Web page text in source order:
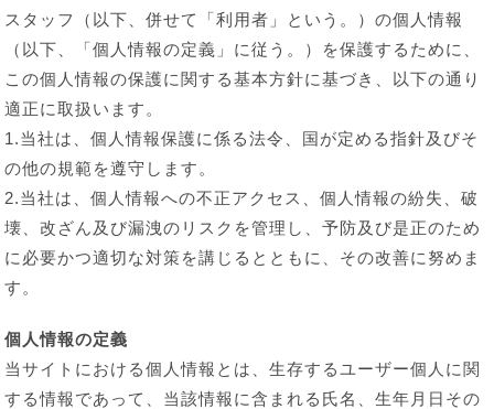
スタッフ（以下、併せて「利用者」という。）の個人情報
（以下、「個人情報の定義」に従う。）を保護するために、
この個人情報の保護に関する基本方針に基づき、以下の通り
適正に取扱います。
1.当社は、個人情報保護に係る法令、国が定める指針及びそ
の他の規範を遵守します。
2.当社は、個人情報への不正アクセス、個人情報の紛失、破
壊、改ざん及び漏洩のリスクを管理し、予防及び是正のため
に必要かつ適切な対策を講じるとともに、その改善に努めま
す。
個人情報の定義
当サイトにおける個人情報とは、生存するユーザー個人に関
する情報であって、当該情報に含まれる氏名、生年月日その